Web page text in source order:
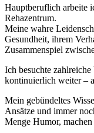
Hauptberuflich arbeite
Rehazentrum.
Meine wahre
Gesundheit, ihrem
Zusammenspiel
Ich besuchte
kontinuierlich weiter –
Mein gebündeltes
Ansätze und immer
Menge Humor, machen